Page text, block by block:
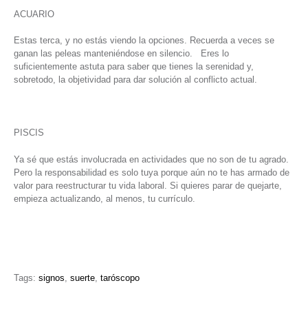
ACUARIO
Estas terca, y no estás viendo la opciones. Recuerda a veces se
ganan las peleas manteniéndose en silencio. Eres lo
suficientemente astuta para saber que tienes la serenidad y,
sobretodo, la objetividad para dar solución al conflicto actual.
PISCIS
Ya sé que estás involucrada en actividades que no son de tu agrado.
Pero la responsabilidad es solo tuya porque aún no te has armado de
valor para reestructurar tu vida laboral. Si quieres parar de quejarte,
empieza actualizando, al menos, tu currículo.
Tags: signos, suerte, taróscopo